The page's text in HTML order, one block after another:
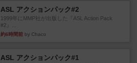
ASL アクションパック#2
1999年にMMP社が出版した『ASL Action Pack
#2』...
約6時間前 by Chaco
ASL アクションパック#1